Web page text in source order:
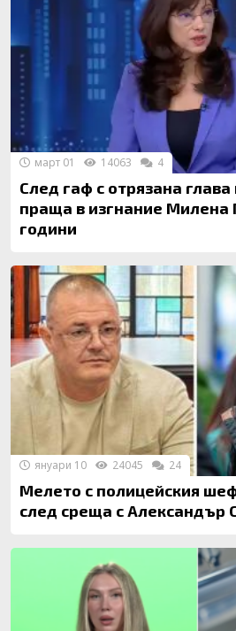
След гаф с отрязана
праща в изгнание Милена
години
март 01 14063 4
Мелето с полицейския
след среща с Александър
януари 10 24045 24